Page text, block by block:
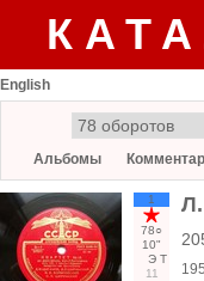
English
Альбомы
1
78○
10"
Э Т
11